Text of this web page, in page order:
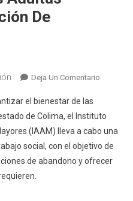
De
Deja Un ComentarioEn
Brinda
Social
A
el bienestar de las
de Colima, el Instituto
(IAAM) lleva a cabo una
social, con el objetivo de
de abandono y ofrecer